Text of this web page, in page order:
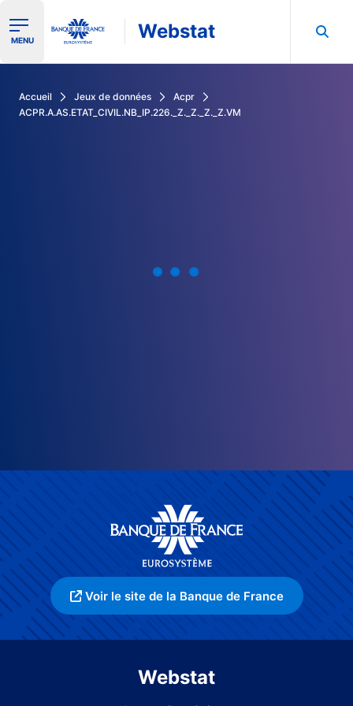
Ouvrir le menu de navigation
MENU Webstat
Accueil Jeux de données
Acpr
ACPR.A.AS.ETAT_CIVIL.NB_IP.226._Z._Z._Z._Z.VM
Voir le site de la Banque de France
Webstat